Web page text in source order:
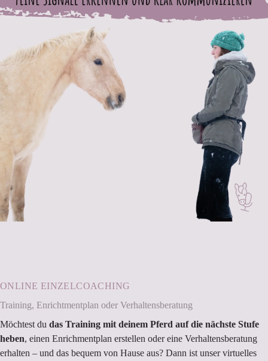
ONLINE EINZELCOACHING
Training, Enrichtmentplan oder Verhaltensberatung
Möchtest du das Training mit deinem Pferd auf die nächste Stufe
heben, einen Enrichmentplan erstellen oder eine Verhaltensberatung
erhalten – und das bequem von Hause aus? Dann ist unser virtuelles